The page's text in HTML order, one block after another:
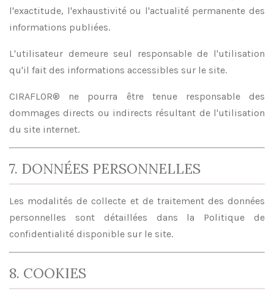
l'exactitude, l'exhaustivité ou l'actualité permanente des
informations publiées.
L'utilisateur demeure seul responsable de l'utilisation
qu'il fait des informations accessibles sur le site.
CIRAFLOR® ne pourra être tenue responsable des
dommages directs ou indirects résultant de l'utilisation
du site internet.
7. DONNÉES PERSONNELLES
Les modalités de collecte et de traitement des données
personnelles sont détaillées dans la Politique de
confidentialité disponible sur le site.
8. COOKIES